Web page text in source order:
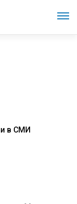
в СМИ